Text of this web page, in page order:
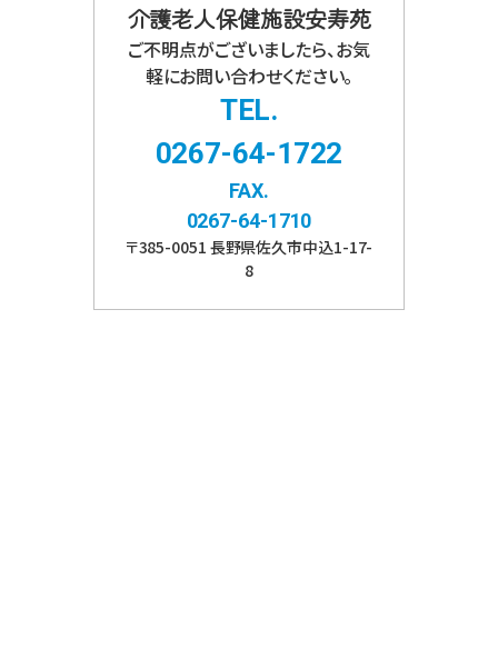
介護老人保健施設安寿苑
ご不明点がございましたら、お気
軽にお問い合わせください。
TEL.
0267-64-1722
FAX.
0267-64-1710
〒385-0051 長野県佐久市中込1-17-
8